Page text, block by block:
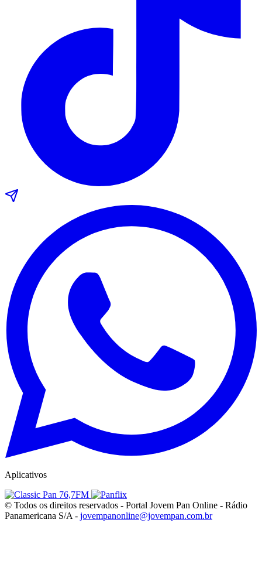
Aplicativos
© Todos os direitos reservados - Portal Jovem Pan Online - Rádio
Panamericana S/A - jovempanonline@jovempan.com.br